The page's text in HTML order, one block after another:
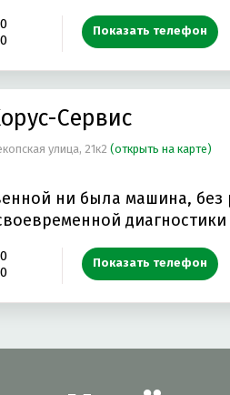
Показать телефон
Сервис
улица, 21к2 (открыть на карте)
ни была машина, без
Показать телефон